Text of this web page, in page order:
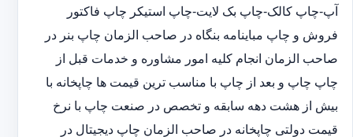
آپ-چاپ کالک-چاپ بک لایت-چاپ استیکر چاپ فاکتور
فروش و چاپ مباینامه بنگاه در صاحب الزمان چاپ بنر در
صاحب الزمان انجام کلیه امور مشاوره و خدمات قبل از
چاپ چاپ و بعد از چاپ با مناسب ترین قیمت ها چاپخانه با
بیش از هشت دهه سابقه و تخصص در صنعت چاپ با نرخ
قیمت دولتی چاپخانه در صاحب الزمان چاپ دیجیتال در